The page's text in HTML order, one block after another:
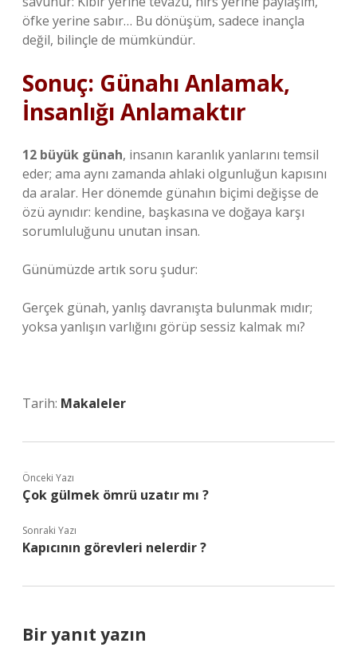
öfke yerine sabır… Bu dönüşüm, sadece inançla
değil, bilinçle de mümkündür.
Sonuç: Günahı Anlamak,
İnsanlığı Anlamaktır
12 büyük günah, insanın karanlık yanlarını temsil
eder; ama aynı zamanda ahlaki olgunluğun kapısını
da aralar. Her dönemde günahın biçimi değişse de
özü aynıdır: kendine, başkasına ve doğaya karşı
sorumluluğunu unutan insan.
Günümüzde artık soru şudur:
Gerçek günah, yanlış davranışta bulunmak mıdır;
yoksa yanlışın varlığını görüp sessiz kalmak mı?
Tarih: Makaleler
Önceki Yazı
Çok gülmek ömrü uzatır mı ?
Sonraki Yazı
Kapıcının görevleri nelerdir ?
Bir yanıt yazın